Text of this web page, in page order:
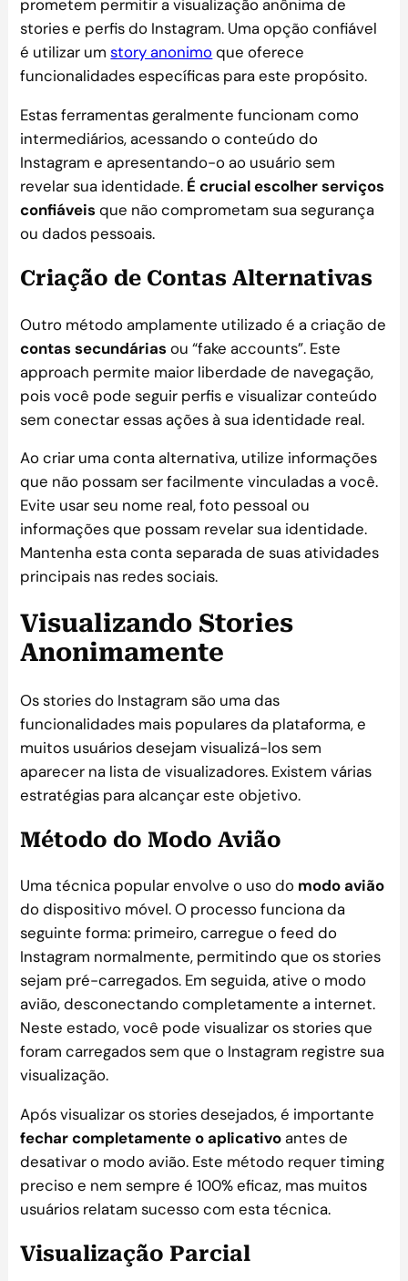
prometem permitir a visualização anônima de
stories e perfis do Instagram. Uma opção confiável
é utilizar umstory anonimoque oferece
funcionalidades específicas para este propósito.
Estas ferramentas geralmente funcionam como
intermediários, acessando o conteúdo do
Instagram e apresentando-o ao usuário sem
revelar sua identidade. É crucial escolher serviços
confiáveis que não comprometam sua segurança
ou dados pessoais.
Criação de Contas Alternativas
Outro método amplamente utilizado é a criação de
contas secundárias ou “fake accounts”. Este
approach permite maior liberdade de navegação,
pois você pode seguir perfis e visualizar conteúdo
sem conectar essas ações à sua identidade real.
Ao criar uma conta alternativa, utilize informações
que não possam ser facilmente vinculadas a você.
Evite usar seu nome real, foto pessoal ou
informações que possam revelar sua identidade.
Mantenha esta conta separada de suas atividades
principais nas redes sociais.
Visualizando Stories
Anonimamente
Os stories do Instagram são uma das
funcionalidades mais populares da plataforma, e
muitos usuários desejam visualizá-los sem
aparecer na lista de visualizadores. Existem várias
estratégias para alcançar este objetivo.
Método do Modo Avião
Uma técnica popular envolve o uso do modo avião
do dispositivo móvel. O processo funciona da
seguinte forma: primeiro, carregue o feed do
Instagram normalmente, permitindo que os stories
sejam pré-carregados. Em seguida, ative o modo
avião, desconectando completamente a internet.
Neste estado, você pode visualizar os stories que
foram carregados sem que o Instagram registre sua
visualização.
Após visualizar os stories desejados, é importante
fechar completamente o aplicativoantes de
desativar o modo avião. Este método requer timing
preciso e nem sempre é 100% eficaz, mas muitos
usuários relatam sucesso com esta técnica.
Visualização Parcial